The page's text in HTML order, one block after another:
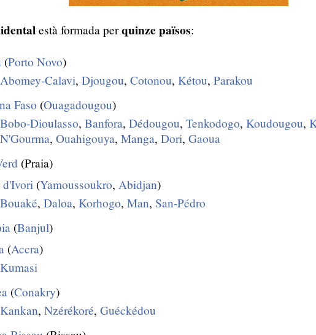
està formada perquinze països:
(Porto Novo)
Abomey-Calavi, Djougou, Cotonou, Kétou, Parakou
Faso (Ouagadougou)
Bobo-Dioulasso, Banfora, Dédougou, Tenkodogo, Koudougou,
N'Gourma, Ouahigouya, Manga, Dori, Gaoua
(Praia)
d'Ivori (Yamoussoukro, Abidjan)
Bouaké, Daloa, Korhogo, Man, San-Pédro
(Banjul)
(Accra)
Kumasi
(Conakry)
Kankan, Nzérékoré, Guéckédou